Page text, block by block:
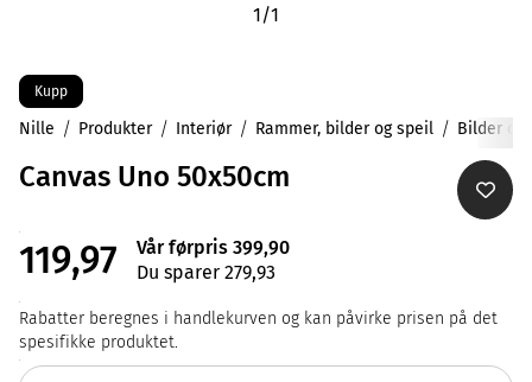
1/1
Kupp
Nille Produkter Interiør Rammer, bilder og speil Bilder og
Canvas Uno 50x50cm
119,97
Vår førpris 399,90
Du sparer 279,93
Rabatter beregnes i handlekurven og kan påvirke prisen på det
spesifikke produktet.